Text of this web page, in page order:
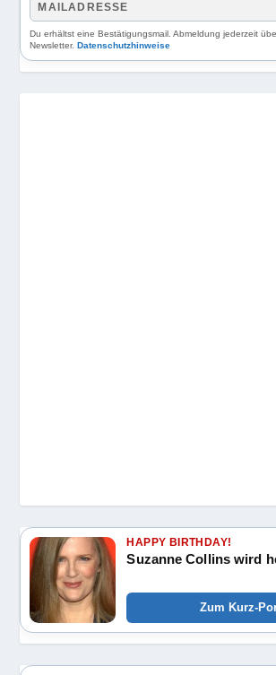
Du erhältst eine Bestätigungsmail. Abmeldung jederzeit
Newsletter.Datenschutzhinweise
HAPPY BIRTHDAY!
Suzanne Collins wird
Zum Kurz-